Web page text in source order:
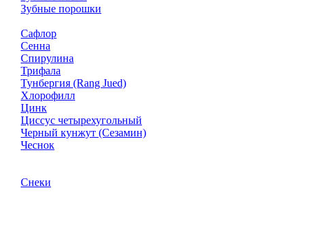
Зубные порошки
Сафлор
Сенна
Спирулина
Трифала
Тунбергия (Rang Jued)
Хлорофилл
Цинк
Циссус четырехугольный
Черный кунжут (Сезамин)
Чеснок
Снеки